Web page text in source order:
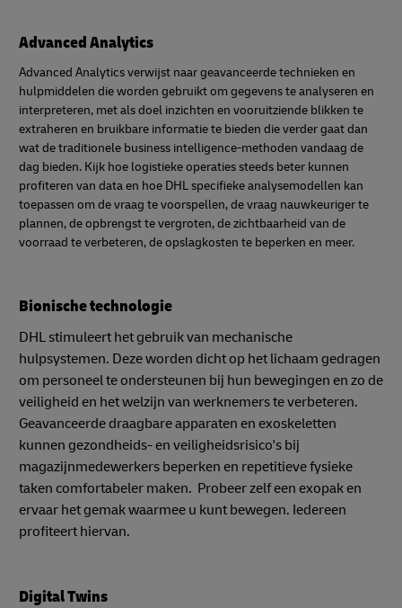
Advanced Analytics
Advanced Analytics verwijst naar geavanceerde technieken en
hulpmiddelen die worden gebruikt om gegevens te analyseren en
interpreteren, met als doel inzichten en vooruitziende blikken te
extraheren en bruikbare informatie te bieden die verder gaat dan
wat de traditionele business intelligence-methoden vandaag de
dag bieden. Kijk hoe logistieke operaties steeds beter kunnen
profiteren van data en hoe DHL specifieke analysemodellen kan
toepassen om de vraag te voorspellen, de vraag nauwkeuriger te
plannen, de opbrengst te vergroten, de zichtbaarheid van de
voorraad te verbeteren, de opslagkosten te beperken en meer.
Bionische technologie
DHL stimuleert het gebruik van mechanische
hulpsystemen. Deze worden dicht op het lichaam gedragen
om personeel te ondersteunen bij hun bewegingen en zo de
veiligheid en het welzijn van werknemers te verbeteren.
Geavanceerde draagbare apparaten en exoskeletten
kunnen gezondheids- en veiligheidsrisico's bij
magazijnmedewerkers beperken en repetitieve fysieke
taken comfortabeler maken. Probeer zelf een exopak en
ervaar het gemak waarmee u kunt bewegen. Iedereen
profiteert hiervan.
Digital Twins